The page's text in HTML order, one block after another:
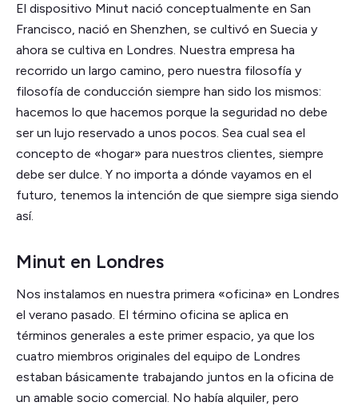
El dispositivo Minut nació conceptualmente en San
Francisco, nació en Shenzhen, se cultivó en Suecia y
ahora se cultiva en Londres. Nuestra empresa ha
recorrido un largo camino, pero nuestra filosofía y
filosofía de conducción siempre han sido los mismos:
hacemos lo que hacemos porque la seguridad no debe
ser un lujo reservado a unos pocos. Sea cual sea el
concepto de «hogar» para nuestros clientes, siempre
debe ser dulce. Y no importa a dónde vayamos en el
futuro, tenemos la intención de que siempre siga siendo
así.
Minut en Londres
Nos instalamos en nuestra primera «oficina» en Londres
el verano pasado. El término oficina se aplica en
términos generales a este primer espacio, ya que los
cuatro miembros originales del equipo de Londres
estaban básicamente trabajando juntos en la oficina de
un amable socio comercial. No había alquiler, pero